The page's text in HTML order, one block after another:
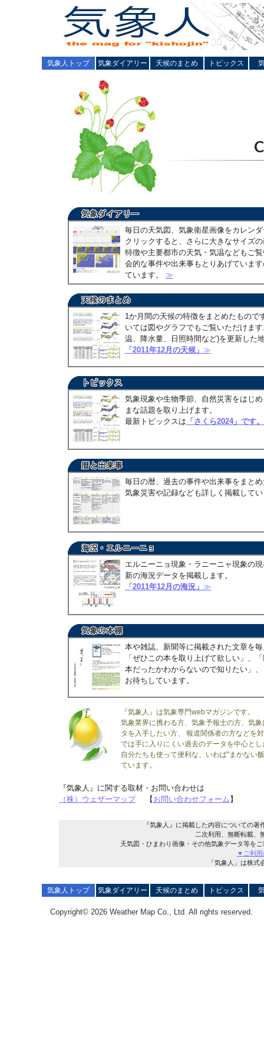
気象人トップ 気象ダイアリー 天候のまとめ トピックス
毎日の天気図、気象衛星画像をカレン
クリックすると、さらに大きなサイズ
特徴や主要都市の天気・気温などもご
会的な事件や出来事もとりあげていま
ています。 ≫
1か月間の天候の特徴をまとめたもので
いては図やグラフでもご覧いただけま
温、降水量、日照時間など)を更新した
「2011年12月の天候」 ≫
気象現象や生物季節、自然災害をはじ
まな話題を取り上げます。
最新トピックスは 「さくら2024」です。
毎日の暦、過去の事件や出来事をまと
気象災害や記録なども詳しく掲載して
エルニーニョ現象・ラニーニャ現象の
新の海況データを掲載します。
「2011年12月の海況」 ≫
本や雑誌、新聞等に掲載された文章を
「ぜひこの本を取り上げて欲しい」、
本だったかわからないので知りたい」
お待ちしています。
『気象人』は気象専門webマガジンです。
気象業界に携わる方、気象予報士の方、気
タを入手したい方、 報道関係者の方などを
では手に入りにくい過去のデータを中心と
自分たちも使って便利な、いわば"まかない
ています。
『気象人』に関する取材・お問い合わせは
（株）ウェザーマップ【 お問い合わせフォーム 】
『気象人』に掲載した内容についての
二次利用、無断転載、
天気図・ひまわり画像・その他気象データ等を
▼ご利用
「気象人」は株
気象人トップ 気象ダイアリー 天候のまとめ トピックス
Copyright© 2026 Weather Map Co., Ltd. All rights reserved.